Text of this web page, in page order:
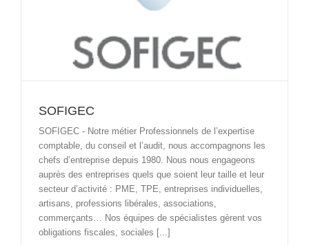
SOFIGEC
SOFIGEC - Notre métier Professionnels de l’expertise
comptable, du conseil et l’audit, nous accompagnons les
chefs d’entreprise depuis 1980. Nous nous engageons
auprès des entreprises quels que soient leur taille et leur
secteur d’activité : PME, TPE, entreprises individuelles,
artisans, professions libérales, associations,
commerçants… Nos équipes de spécialistes gèrent vos
obligations fiscales, sociales [...]